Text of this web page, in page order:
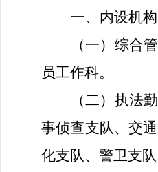
一、内设机构
（一）综合
员工作科。
（二）执法
事侦查支队、交
化支队、警卫支